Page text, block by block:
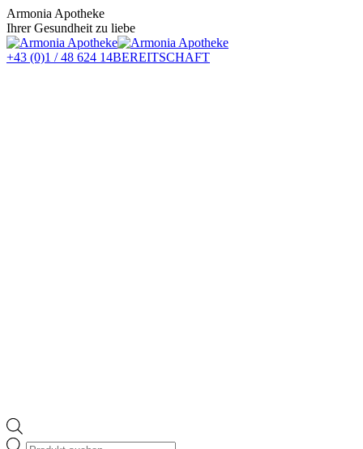
Zum
Inhalt
springen
Armonia Apotheke
Ihrer Gesundheit zu liebe
+43 (0)1 / 48 624 14BEREITSCHAFT
Products